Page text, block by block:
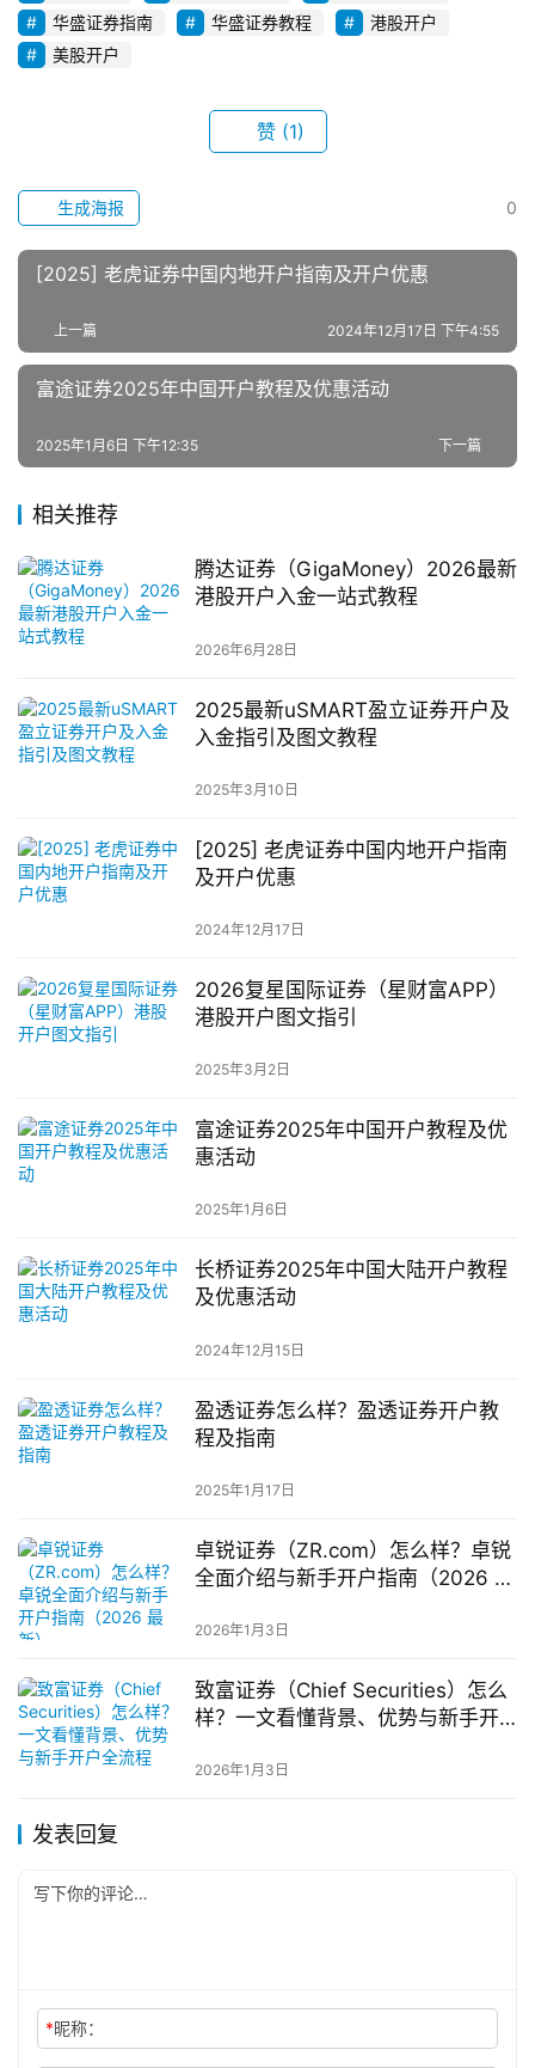
华盛证券指南
华盛证券教程
港股开户
美股开户
赞 (1)
0
生成海报
[2025] 老虎证券中国内地开户指南及开户优惠
上一篇 2024年12月17日 下午4:55
富途证券2025年中国开户教程及优惠活动
下一篇
2025年1月6日 下午12:35
相关推荐
腾达证券（GigaMoney）2026最新
港股开户入金一站式教程
2026年6月28日
2025最新uSMART盈立证券开户及
入金指引及图文教程
2025年3月10日
[2025] 老虎证券中国内地开户指南
及开户优惠
2024年12月17日
2026复星国际证券（星财富APP）
港股开户图文指引
2025年3月2日
富途证券2025年中国开户教程及优
惠活动
2025年1月6日
长桥证券2025年中国大陆开户教程
及优惠活动
2024年12月15日
盈透证券怎么样？盈透证券开户教
程及指南
2025年1月17日
卓锐证券（ZR.com）怎么样？卓锐
全面介绍与新手开户指南（2026 最
2026年1月3日
致富证券（Chief Securities）怎么
样？一文看懂背景、优势与新手开
2026年1月3日
发表回复
*昵称：